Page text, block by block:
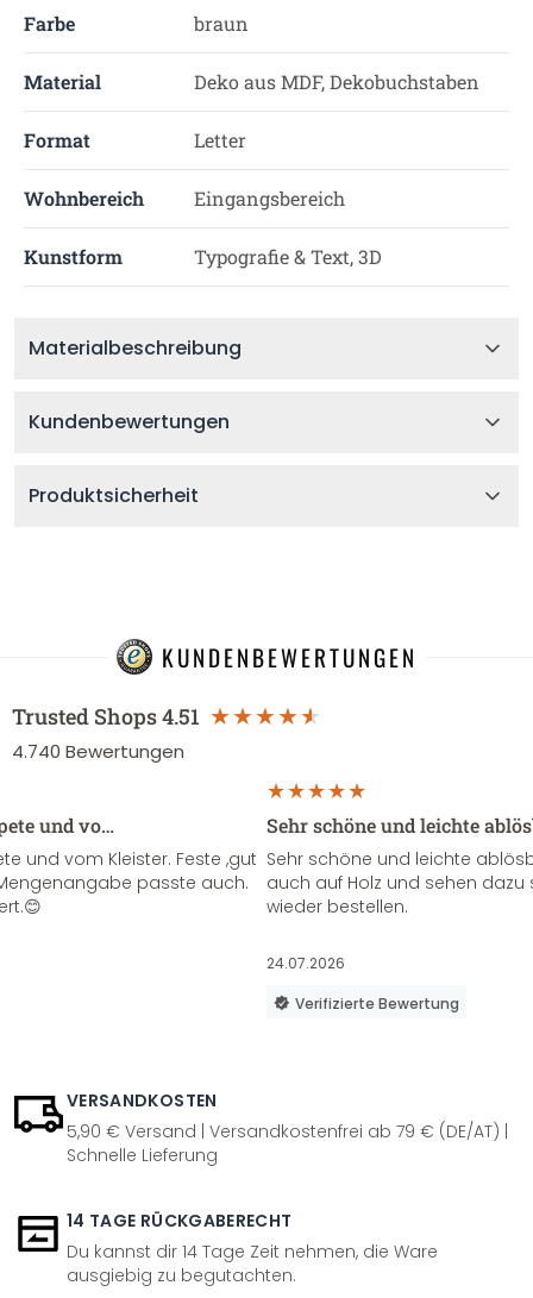
Farbe braun
Material Deko aus MDF, Dekobuchstaben
Format Letter
Wohnbereich Eingangsbereich
Kunstform Typografie & Text, 3D
Materialbeschreibung
Kundenbewertungen
Produktsicherheit
KUNDENBEWERTUNGEN
Trusted Shops4.51
4.740 Bewertungen
und vo…
und vom Kleister. Feste ,gut
passte auch.
Sehr schöne und leichte
Sehr schöne und leichte
auch auf Holz und sehen
wieder bestellen.
24.07.2026
Verifizierte Bewertung
VERSANDKOSTEN
5,90 € Versand | Versandkostenfrei ab 79 € (DE/AT) |
Schnelle Lieferung
14 TAGE RÜCKGABERECHT
Du kannst dir 14 Tage Zeit nehmen, die Ware
ausgiebig zu begutachten.